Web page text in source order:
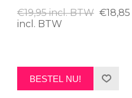
€19,95 incl. BTW €18,85
incl. BTW
BESTEL NU!